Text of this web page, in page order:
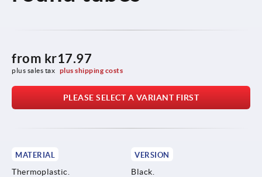
from kr17.97
plus sales tax plus shipping costs
PLEASE SELECT A VARIANT FIRST
MATERIAL
Thermoplastic.
VERSION
Black.